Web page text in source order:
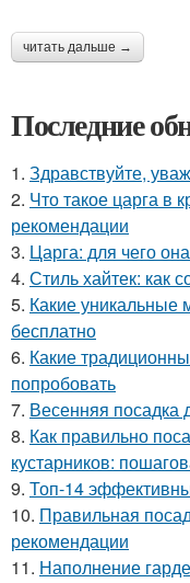
читать дальше →
Последние
1. Здравствуйте,
2. Что такое царга в
рекомендации
3. Царга: для чего
4. Стиль хайтек: как
5. Какие уникальные
бесплатно
6. Какие
попробовать
7. Весенняя посадка
8. Как правильно
кустарников:
9. Топ-14
10. Правильная
рекомендации
11. Наполнение